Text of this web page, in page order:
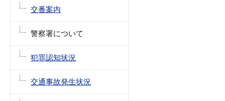
交番案内
警察署について
犯罪認知状況
交通事故発生状況